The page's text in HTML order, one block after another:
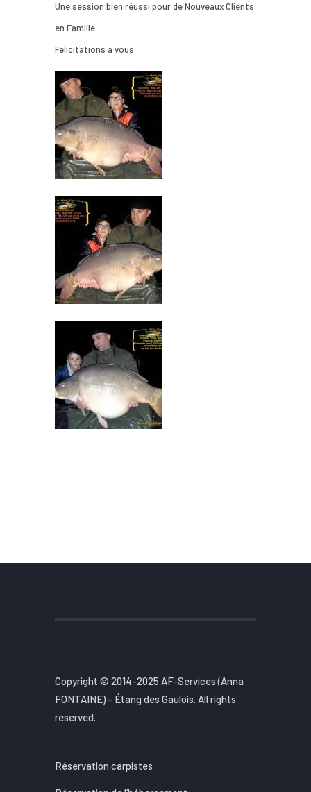
Une session bien réussi pour de Nouveaux Clients
en Famille
Félicitations à vous
Copyright © 2014-2025 AF-Services (Anna
FONTAINE) - Étang des Gaulois. All rights
reserved.
Réservation carpistes